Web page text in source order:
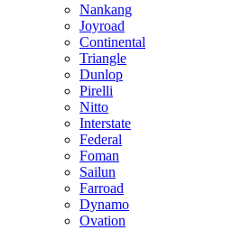
Nankang
Joyroad
Continental
Triangle
Dunlop
Pirelli
Nitto
Interstate
Federal
Foman
Sailun
Farroad
Dynamo
Ovation